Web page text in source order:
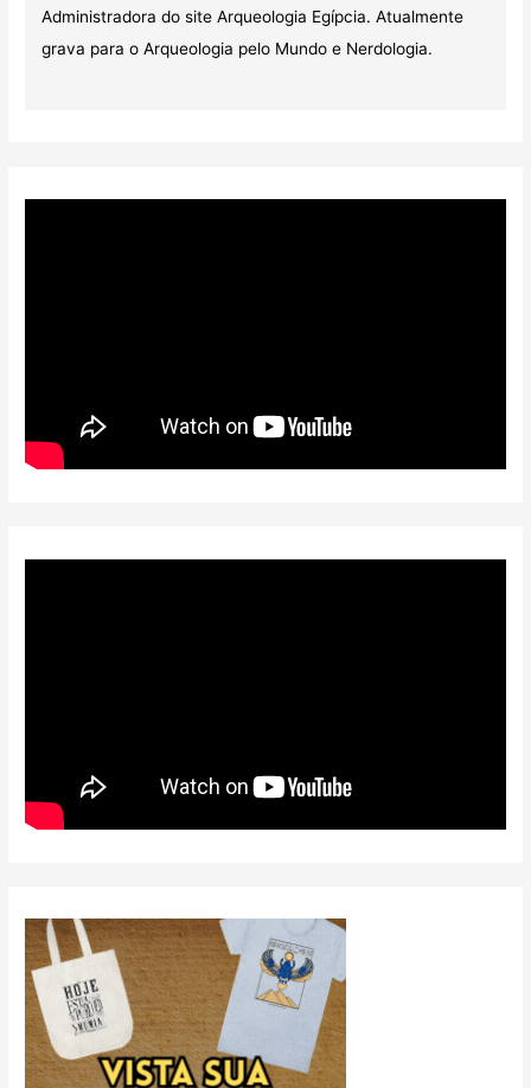
Administradora do site Arqueologia Egípcia. Atualmente
grava para o Arqueologia pelo Mundo e Nerdologia.